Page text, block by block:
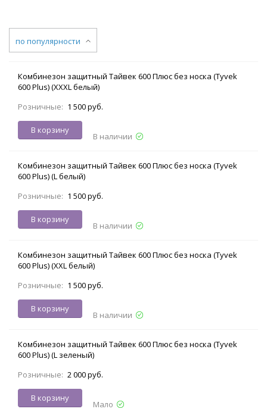
по популярности
Комбинезон защитный Тайвек 600 Плюс без носка (Tyvek
600 Plus) (XXXL белый)
Розничные: 1 500 руб.
В корзину
В наличии
Комбинезон защитный Тайвек 600 Плюс без носка (Tyvek
600 Plus) (L белый)
Розничные: 1 500 руб.
В корзину
В наличии
Комбинезон защитный Тайвек 600 Плюс без носка (Tyvek
600 Plus) (XXL белый)
Розничные: 1 500 руб.
В корзину
В наличии
Комбинезон защитный Тайвек 600 Плюс без носка (Tyvek
600 Plus) (L зеленый)
Розничные: 2 000 руб.
В корзину
Мало